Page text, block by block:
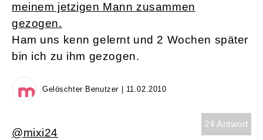
meinem jetzigen Mann zusammen
gezogen.
Ham uns kenn gelernt und 2 Wochen später
bin ich zu ihm gezogen.
Gelöschter Benutzer | 11.02.2010
24 Antwort
@mixi24